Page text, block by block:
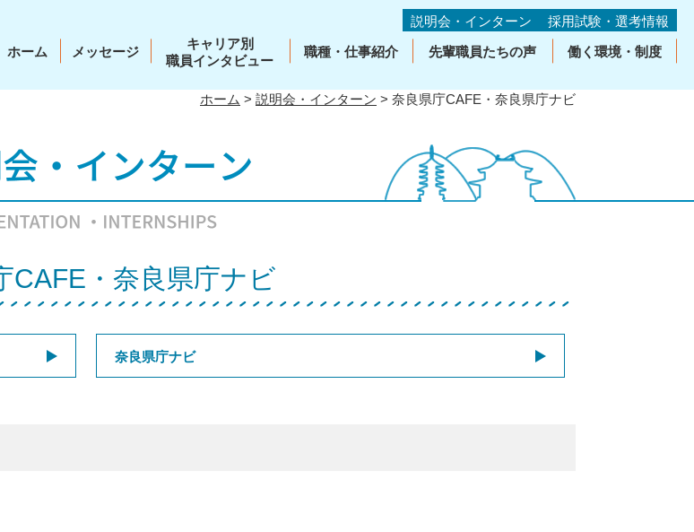
説明会・インターン
採用試験・選考情報
ホーム
メッセージ
キャリア別
職員インタビュー
職種・仕事紹介 先輩職員たちの声 働く環境・制度
ホーム > 説明会・インターン > 奈良県庁CAFE・奈良県庁ナビ
CAFE・奈良県庁ナビ
奈良県庁ナビ